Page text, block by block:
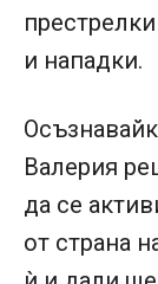
и нападки.
Валерия
да се
от страна